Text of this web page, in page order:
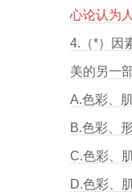
心论认为
4.（*）因
美的另一
A.色彩、
B.色彩、
C.色彩、
D.色彩、